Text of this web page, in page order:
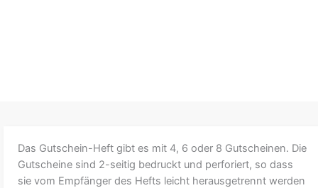
Das Gutschein-Heft gibt es mit 4, 6 oder 8 Gutscheinen. Die
Gutscheine sind 2-seitig bedruckt und perforiert, so dass
sie vom Empfänger des Hefts leicht herausgetrennt werden